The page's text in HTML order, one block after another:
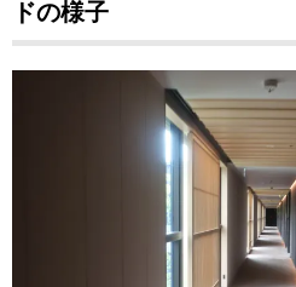
ドの様子